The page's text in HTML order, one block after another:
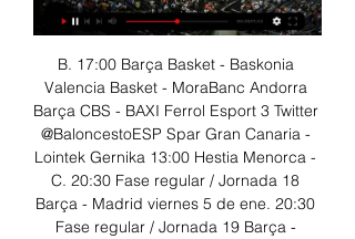
B. 17:00 Barça Basket - Baskonia
Valencia Basket - MoraBanc Andorra
Barça CBS - BAXI Ferrol Esport 3 Twitter
@BaloncestoESP Spar Gran Canaria -
Lointek Gernika 13:00 Hestia Menorca -
C. 20:30 Fase regular / Jornada 18
Barça - Madrid viernes 5 de ene. 20:30
Fase regular / Jornada 19 Barça -